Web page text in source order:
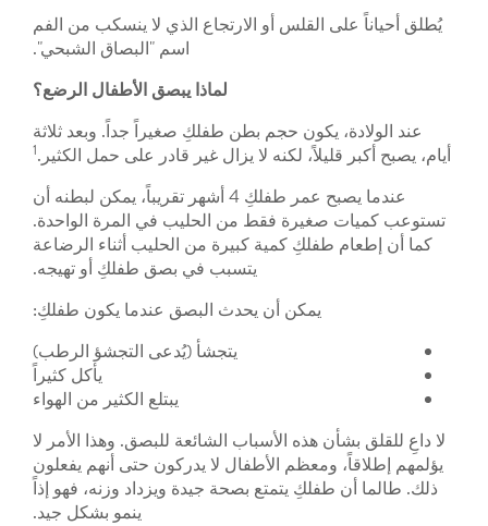
يُطلق أحياناً على القلس أو الارتجاع الذي لا ينسكب من الفم
اسم "البصاق الشبحي".
لماذا يبصق الأطفال الرضع؟
عند الولادة، يكون حجم بطن طفلكِ صغيراً جداً. وبعد ثلاثة
أيام، يصبح أكبر قليلاً، لكنه لا يزال غير قادر على حمل الكثير.1
عندما يصبح عمر طفلكِ 4 أشهر تقريباً، يمكن لبطنه أن
تستوعب كميات صغيرة فقط من الحليب في المرة الواحدة.
كما أن إطعام طفلكِ كمية كبيرة من الحليب أثناء الرضاعة
يتسبب في بصق طفلكِ أو تهيجه.
يمكن أن يحدث البصق عندما يكون طفلكِ:
يتجشأ (يُدعى التجشؤ الرطب)
يأكل كثيراً
يبتلع الكثير من الهواء
لا داعِ للقلق بشأن هذه الأسباب الشائعة للبصق. وهذا الأمر لا
يؤلمهم إطلاقاً، ومعظم الأطفال لا يدركون حتى أنهم يفعلون
ذلك. طالما أن طفلكِ يتمتع بصحة جيدة ويزداد وزنه، فهو إذاً
ينمو بشكل جيد.